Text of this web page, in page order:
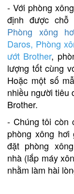
- Với phòng
định được chỗ
Phòng xông
Daros, Phòng
ướt Brother,
lượng tốt cùng
Hoặc một số
nhiều người tiêu
Brother.
- Chúng tôi còn
phòng xông hơi
đặt phòng
nhà (lắp máy
nhằm làm hài